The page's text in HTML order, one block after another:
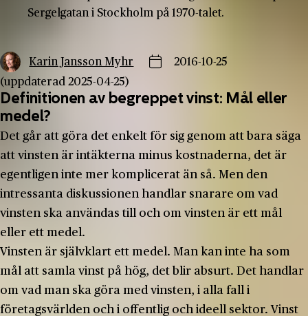
Sergelgatan i Stockholm på 1970-talet.
Karin Jansson Myhr
2016-10-25
(uppdaterad 2025-04-25)
Definitionen av begreppet vinst: Mål eller
medel?
Det går att göra det enkelt för sig genom att bara säga
att vinsten är intäkterna minus kostnaderna, det är
egentligen inte mer komplicerat än så. Men den
intressanta diskussionen handlar snarare om vad
vinsten ska användas till och om vinsten är ett mål
eller ett medel.
Vinsten är självklart ett medel. Man kan inte ha som
mål att samla vinst på hög, det blir absurt. Det handlar
om vad man ska göra med vinsten, i alla fall i
företagsvärlden och i offentlig och ideell sektor. Vinst